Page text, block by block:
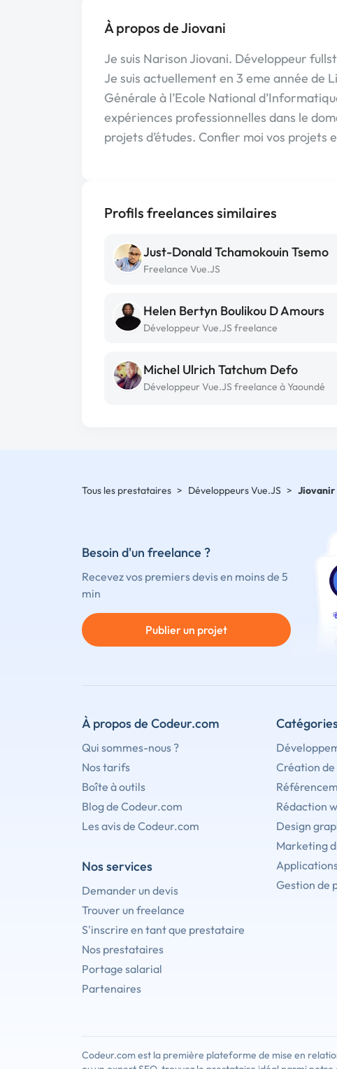
À propos de Jiovani
Je suis Narison Jiovani. Développeur
Je suis actuellement en 3 eme année de
Générale à l’Ecole National
expériences professionnelles dans le
projets d’études. Confier moi vos
Profils freelances similaires
Just-Donald Tchamokouin Tsemo
Freelance Vue.JS
Helen Bertyn Boulikou D Amours
Développeur Vue.JS freelance
Michel Ulrich Tatchum Defo
Développeur Vue.JS freelance à Yaoundé
Tous les prestataires > Développeurs Vue.JS > Jiovanir
Besoin d'un freelance ?
Recevez vos premiers devis en moins de 5
min
Publier un projet
À propos de Codeur.com
Qui sommes-nous ?
Nos tarifs
Boîte à outils
Blog de Codeur.com
Les avis de Codeur.com
Nos services
Demander un devis
Trouver un freelance
S'inscrire en tant que prestataire
Nos prestataires
Portage salarial
Partenaires
Création
Rédaction
Design
Marketing
Gestion de
Codeur.com est la première plateforme de mise en